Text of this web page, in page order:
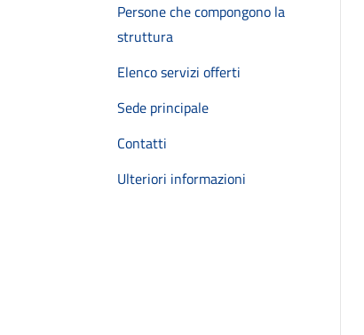
Persone che compongono la
struttura
Elenco servizi offerti
Sede principale
Contatti
Ulteriori informazioni